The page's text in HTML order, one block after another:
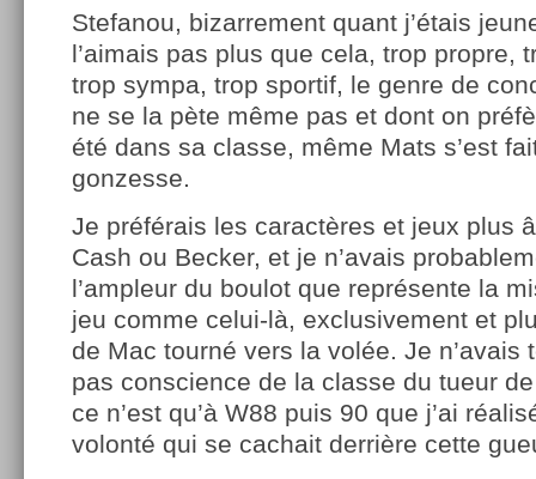
Stefanou, bizarrement quant j’étais
l’aimais pas plus que cela, trop propre,
trop sympa, trop sportif, le genre de
ne se la pète même pas et dont on
été dans sa classe, même Mats s’est
gonzesse.
Je préférais les caractères et jeux plus
Cash ou Becker, et je n’avais
l’ampleur du boulot que représente la
jeu comme celui-là, exclusivement et
de Mac tourné vers la volée. Je n’avais
pas conscience de la classe du tueur
ce n’est qu’à W88 puis 90 que j’ai
volonté qui se cachait derrière cette